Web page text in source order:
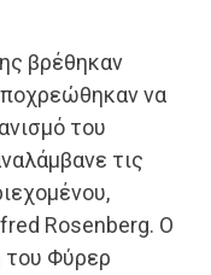
βρέθηκαν
να
του
τις
Rosenberg. Ο
του Φύρερ